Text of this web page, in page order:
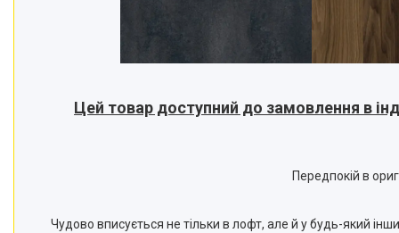
Цей товар доступний до замовлення в
Передпокій в
Чудово вписується не тільки в лофт, але й у будь-який